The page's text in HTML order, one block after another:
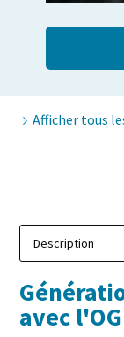
Afficher tous
avec